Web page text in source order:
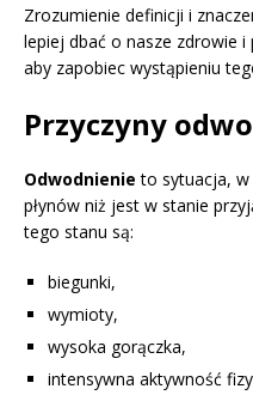
Zrozumienie definicji i
lepiej dbać o nasze zdrowie
aby zapobiec wystąpieniu
Przyczyny
Odwodnienie to sytuacja,
płynów niż jest w stanie
tego stanu są:
biegunki,
wymioty,
wysoka gorączka,
intensywna aktywność